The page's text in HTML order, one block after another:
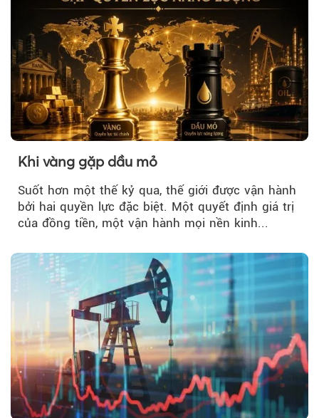
Khi vàng gặp dầu mỏ
Suốt hơn một thế kỷ qua, thế giới được vận hành
bởi hai quyền lực đặc biệt. Một quyết định giá trị
của đồng tiền, một vận hành mọi nền kinh...